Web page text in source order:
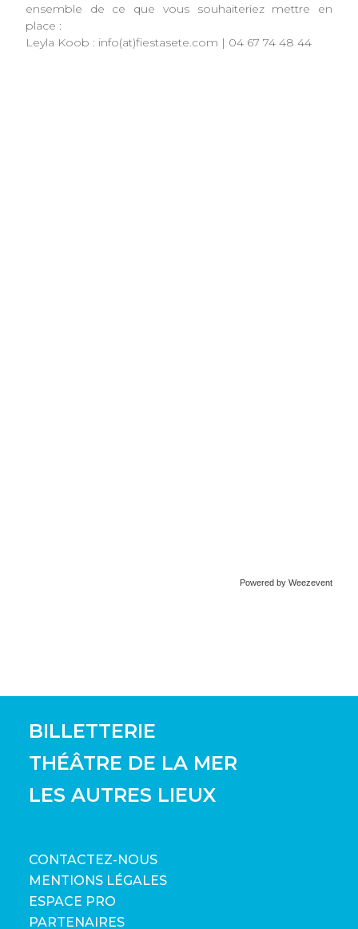
ensemble de ce que vous souhaiteriez mettre en
place :
Leyla Koob : info(at)fiestasete.com | 04 67 74 48 44
BILLETTERIE
THÉÂTRE DE LA MER
CONTACTEZ-NOUS
MENTIONS LÉGALES